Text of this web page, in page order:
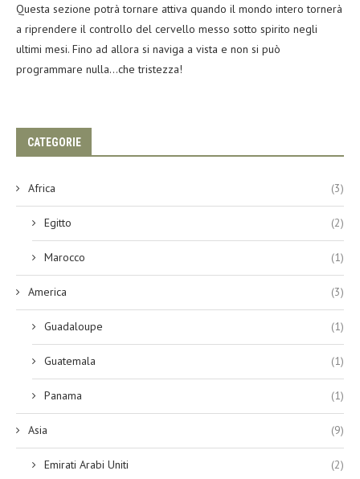
Questa sezione potrà tornare attiva quando il mondo intero tornerà
a riprendere il controllo del cervello messo sotto spirito negli
ultimi mesi. Fino ad allora si naviga a vista e non si può
programmare nulla…che tristezza!
CATEGORIE
Africa (3)
Egitto (2)
Marocco (1)
America (3)
Guadaloupe (1)
Guatemala (1)
Panama (1)
Asia (9)
Emirati Arabi Uniti (2)